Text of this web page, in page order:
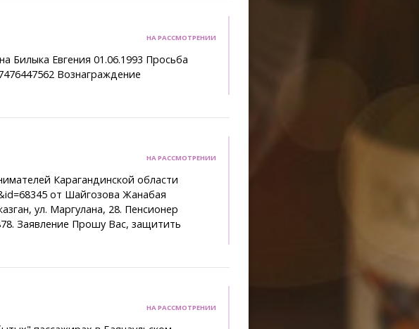
НА РАССМОТРЕНИИ
Билыка Евгения 01.06.1993 Просьба
Вознаграждение
НА РАССМОТРЕНИИ
Карагандинской области
от Шайгозова Жанабая
ул. Маргулана, 28. Пенсионер
Заявление Прошу Вас, защитить
НА РАССМОТРЕНИИ